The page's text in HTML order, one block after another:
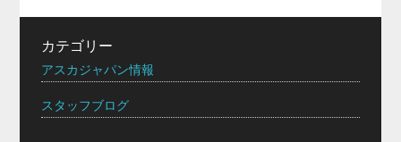
カテゴリー
アスカジャパン情報
スタッフブログ